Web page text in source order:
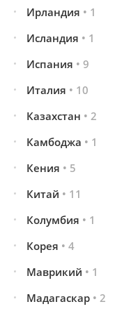
Ирландия • 1
Исландия • 1
Испания • 9
Италия • 10
Казахстан • 2
Камбоджа • 1
Кения • 5
Китай • 11
Колумбия • 1
Корея • 4
Маврикий • 1
Мадагаскар • 2